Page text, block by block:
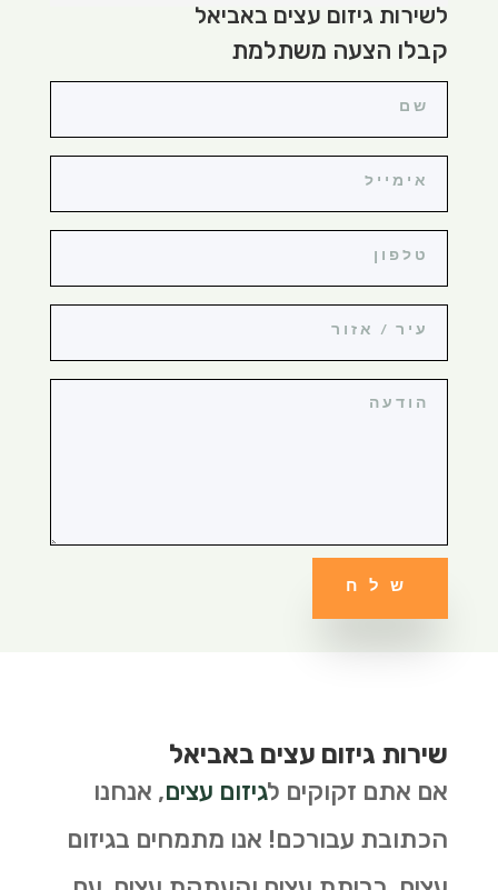
לשירות גיזום עצים באביאל
קבלו הצעה משתלמת
שלח
שירות גיזום עצים באביאל
אם אתם זקוקים לגיזום עצים, אנחנו
הכתובת עבורכם! אנו מתמחים בגיזום